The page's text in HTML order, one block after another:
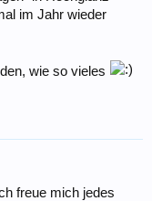
im Jahr wieder
wie so vieles
freue mich jedes